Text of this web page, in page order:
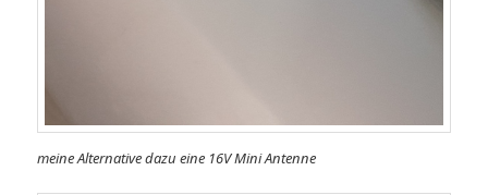
meine Alternative dazu eine 16V Mini Antenne